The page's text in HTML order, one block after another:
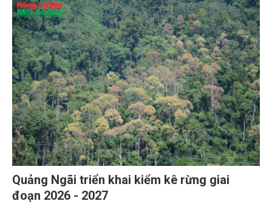
Quảng Ngãi triển khai kiểm kê rừng giai
đoạn 2026 - 2027